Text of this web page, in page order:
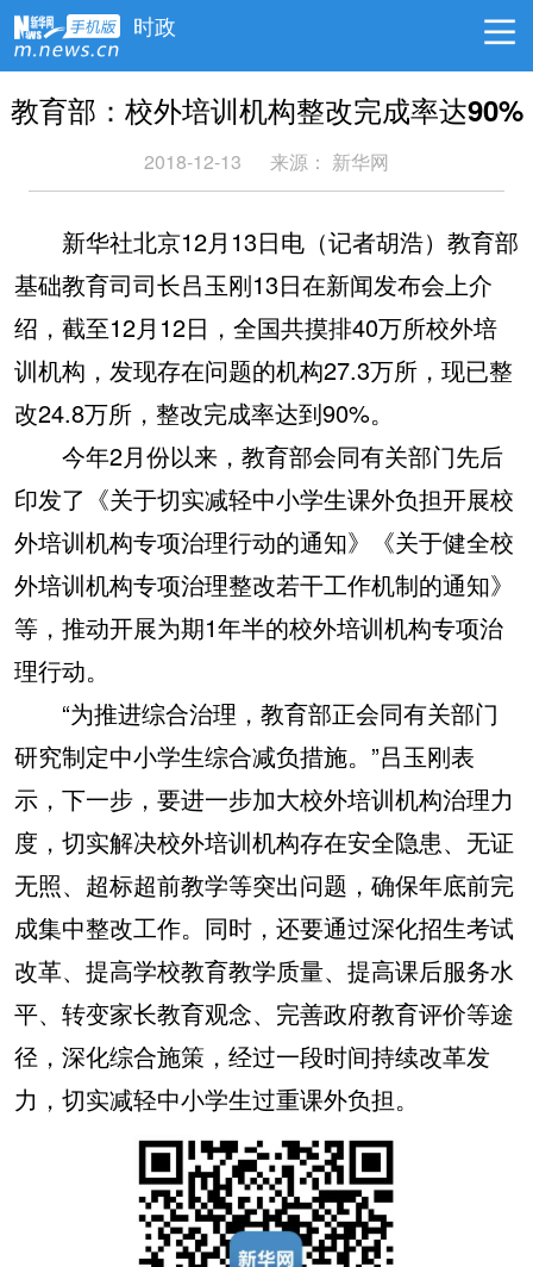
时政
教育部：校外培训机构整改完成率达90%
2018-12-13 来源： 新华网
新华社北京12月13日电（记者胡浩）教育部
基础教育司司长吕玉刚13日在新闻发布会上介
绍，截至12月12日，全国共摸排40万所校外培
训机构，发现存在问题的机构27.3万所，现已整
改24.8万所，整改完成率达到90%。
今年2月份以来，教育部会同有关部门先后
印发了《关于切实减轻中小学生课外负担开展校
外培训机构专项治理行动的通知》《关于健全校
外培训机构专项治理整改若干工作机制的通知》
等，推动开展为期1年半的校外培训机构专项治
理行动。
“为推进综合治理，教育部正会同有关部门
研究制定中小学生综合减负措施。”吕玉刚表
示，下一步，要进一步加大校外培训机构治理力
度，切实解决校外培训机构存在安全隐患、无证
无照、超标超前教学等突出问题，确保年底前完
成集中整改工作。同时，还要通过深化招生考试
改革、提高学校教育教学质量、提高课后服务水
平、转变家长教育观念、完善政府教育评价等途
径，深化综合施策，经过一段时间持续改革发
力，切实减轻中小学生过重课外负担。